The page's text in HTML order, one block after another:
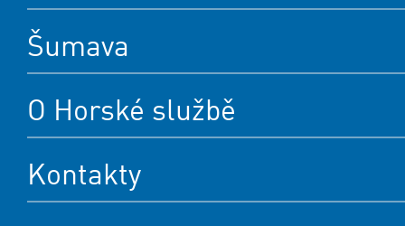
Šumava
O Horské službě
Kontakty